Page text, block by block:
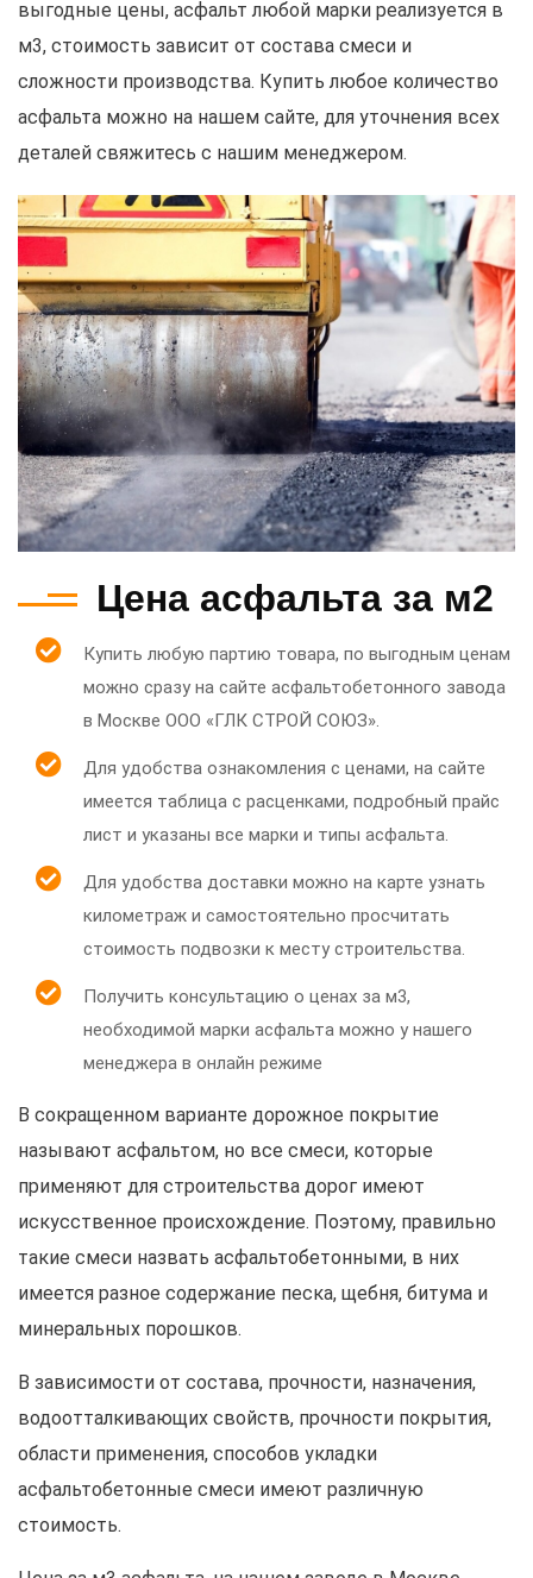
выгодные цены, асфальт любой марки реализуется в
м3, стоимость зависит от состава смеси и
сложности производства. Купить любое количество
асфальта можно на нашем сайте, для уточнения всех
деталей свяжитесь с нашим менеджером.
Цена асфальта за м2
Купить любую партию товара, по выгодным ценам
можно сразу на сайте асфальтобетонного завода
в Москве ООО «ГЛК СТРОЙ СОЮЗ».
Для удобства ознакомления с ценами, на сайте
имеется таблица с расценками, подробный прайс
лист и указаны все марки и типы асфальта.
Для удобства доставки можно на карте узнать
километраж и самостоятельно просчитать
стоимость подвозки к месту строительства.
Получить консультацию о ценах за м3,
необходимой марки асфальта можно у нашего
менеджера в онлайн режиме
В сокращенном варианте дорожное покрытие
называют асфальтом, но все смеси, которые
применяют для строительства дорог имеют
искусственное происхождение. Поэтому, правильно
такие смеси назвать асфальтобетонными, в них
имеется разное содержание песка, щебня, битума и
минеральных порошков.
В зависимости от состава, прочности, назначения,
водоотталкивающих свойств, прочности покрытия,
области применения, способов укладки
асфальтобетонные смеси имеют различную
стоимость.